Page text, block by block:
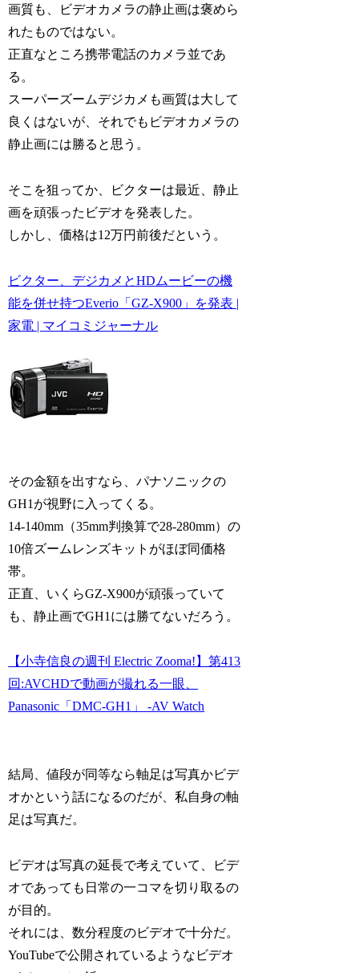
画質も、ビデオカメラの静止画は褒めら
れたものではない。
正直なところ携帯電話のカメラ並であ
る。
スーパーズームデジカメも画質は大して
良くはないが、それでもビデオカメラの
静止画には勝ると思う。
そこを狙ってか、ビクターは最近、静止
画を頑張ったビデオを発表した。
しかし、価格は12万円前後だという。
ビクター、デジカメとHDムービーの機
能を併せ持つEverio「GZ-X900」を発表 |
家電 | マイコミジャーナル
その金額を出すなら、パナソニックの
GH1が視野に入ってくる。
14-140mm（35mm判換算で28-280mm）の
10倍ズームレンズキットがほぼ同価格
帯。
正直、いくらGZ-X900が頑張っていて
も、静止画でGH1には勝てないだろう。
【小寺信良の週刊 Electric Zooma!】第413
回:AVCHDで動画が撮れる一眼、
Panasonic「DMC-GH1」 -AV Watch
結局、値段が同等なら軸足は写真かビデ
オかという話になるのだが、私自身の軸
足は写真だ。
ビデオは写真の延長で考えていて、ビデ
オであっても日常の一コマを切り取るの
が目的。
それには、数分程度のビデオで十分だ。
YouTubeで公開されているようなビデオ